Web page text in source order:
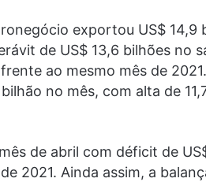
exportou US$ 14,9
de US$ 13,6 bilhões no
ao mesmo mês de
no mês, com alta de
de abril com déficit de
2021. Ainda assim, a